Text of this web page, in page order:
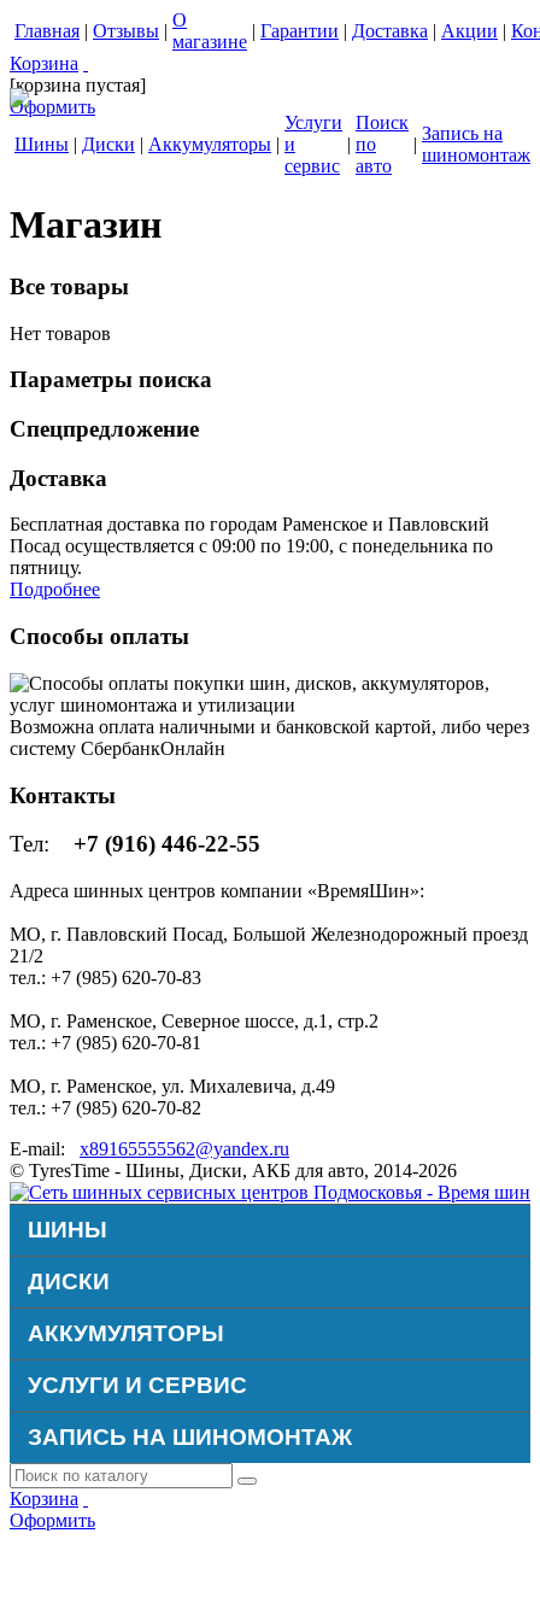
Главная | Отзывы |
О
магазине
| Гарантии | Доставка | Акции |
Корзина
[корзина пустая]
Оформить
Шины | Диски | Аккумуляторы |
Услуги
и
сервис
|
Поиск
по
авто
|
Запись на
шиномонтаж
Магазин
Все товары
Нет товаров
Параметры поиска
Спецпредложение
Доставка
Бесплатная доставка по городам Раменское и Павловский
Посад осуществляется с 09:00 по 19:00, с понедельника по
пятницу.
Подробнее
Способы оплаты
Возможна оплата наличными и банковской картой, либо через
систему СбербанкОнлайн
Контакты
Тел: +7 (916) 446-22-55
Адреса шинных центров компании «ВремяШин»:
МО, г. Павловский Посад, Большой Железнодорожный проезд
21/2
тел.: +7 (985) 620-70-83
МО, г. Раменское, Северное шоссе, д.1, стр.2
тел.: +7 (985) 620-70-81
МО, г. Раменское, ул. Михалевича, д.49
тел.: +7 (985) 620-70-82
E-mail: x89165555562@yandex.ru
© TyresTime - Шины, Диски, АКБ для авто, 2014-2026
ШИНЫ
ДИСКИ
АККУМУЛЯТОРЫ
УСЛУГИ И СЕРВИС
ЗАПИСЬ НА ШИНОМОНТАЖ
Корзина
Оформить